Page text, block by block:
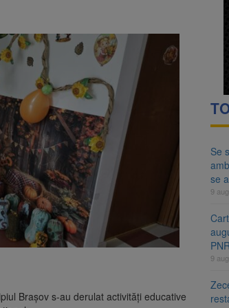
specialist. Subiecte unice în toată țara,
de cafea și ambalajele de unică folosință.
Brașov s-au derulat activități educative
Se
se
9
9